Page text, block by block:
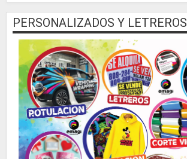
PERSONALIZADOS Y LETREROS